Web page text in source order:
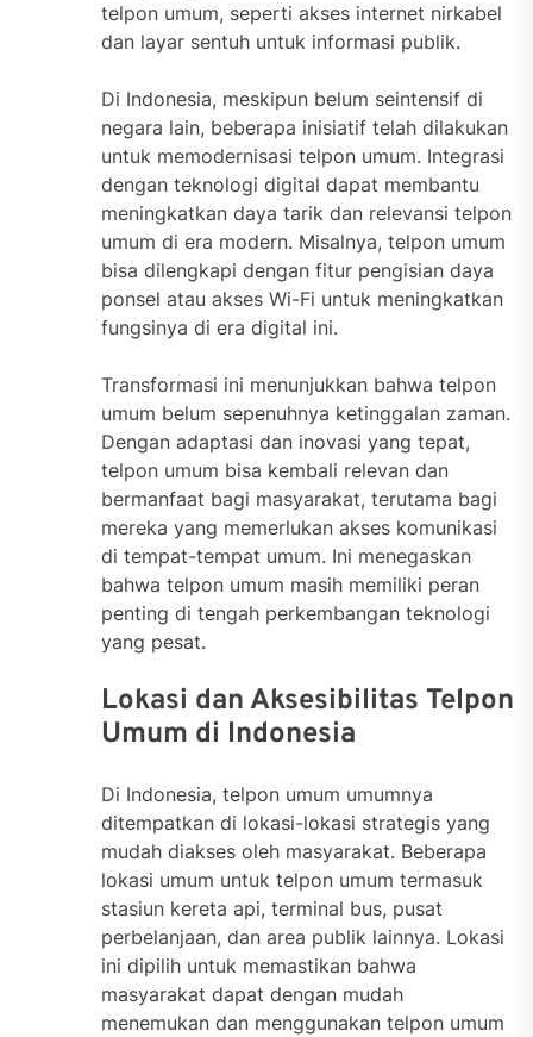
telpon umum, seperti akses internet nirkabel
dan layar sentuh untuk informasi publik.
Di Indonesia, meskipun belum seintensif di
negara lain, beberapa inisiatif telah dilakukan
untuk memodernisasi telpon umum. Integrasi
dengan teknologi digital dapat membantu
meningkatkan daya tarik dan relevansi telpon
umum di era modern. Misalnya, telpon umum
bisa dilengkapi dengan fitur pengisian daya
ponsel atau akses Wi-Fi untuk meningkatkan
fungsinya di era digital ini.
Transformasi ini menunjukkan bahwa telpon
umum belum sepenuhnya ketinggalan zaman.
Dengan adaptasi dan inovasi yang tepat,
telpon umum bisa kembali relevan dan
bermanfaat bagi masyarakat, terutama bagi
mereka yang memerlukan akses komunikasi
di tempat-tempat umum. Ini menegaskan
bahwa telpon umum masih memiliki peran
penting di tengah perkembangan teknologi
yang pesat.
Lokasi dan Aksesibilitas Telpon
Umum di Indonesia
Di Indonesia, telpon umum umumnya
ditempatkan di lokasi-lokasi strategis yang
mudah diakses oleh masyarakat. Beberapa
lokasi umum untuk telpon umum termasuk
stasiun kereta api, terminal bus, pusat
perbelanjaan, dan area publik lainnya. Lokasi
ini dipilih untuk memastikan bahwa
masyarakat dapat dengan mudah
menemukan dan menggunakan telpon umum